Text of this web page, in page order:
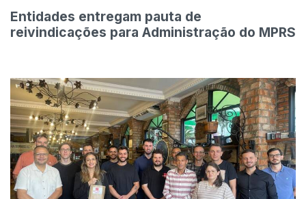
Entidades entregam pauta de
reivindicações para Administração do MPRS